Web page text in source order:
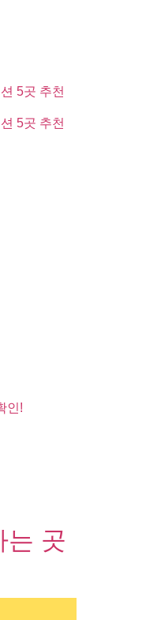
5곳 추천
5곳 추천
인!
는 곳